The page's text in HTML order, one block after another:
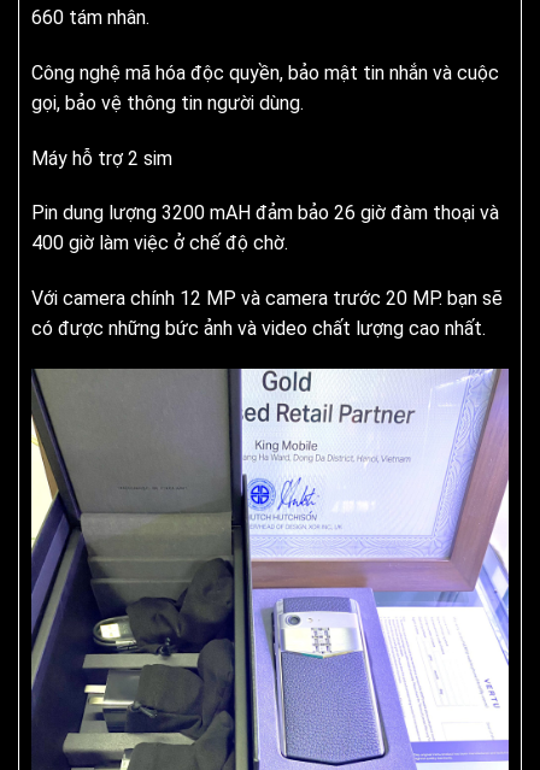
660 tám nhân.
Công nghệ mã hóa độc quyền, bảo mật tin nhắn và cuộc
gọi, bảo vệ thông tin người dùng.
Máy hỗ trợ 2 sim
Pin dung lượng 3200 mAH đảm bảo 26 giờ đàm thoại và
400 giờ làm việc ở chế độ chờ.
Với camera chính 12 MP và camera trước 20 MP. bạn sẽ
có được những bức ảnh và video chất lượng cao nhất.